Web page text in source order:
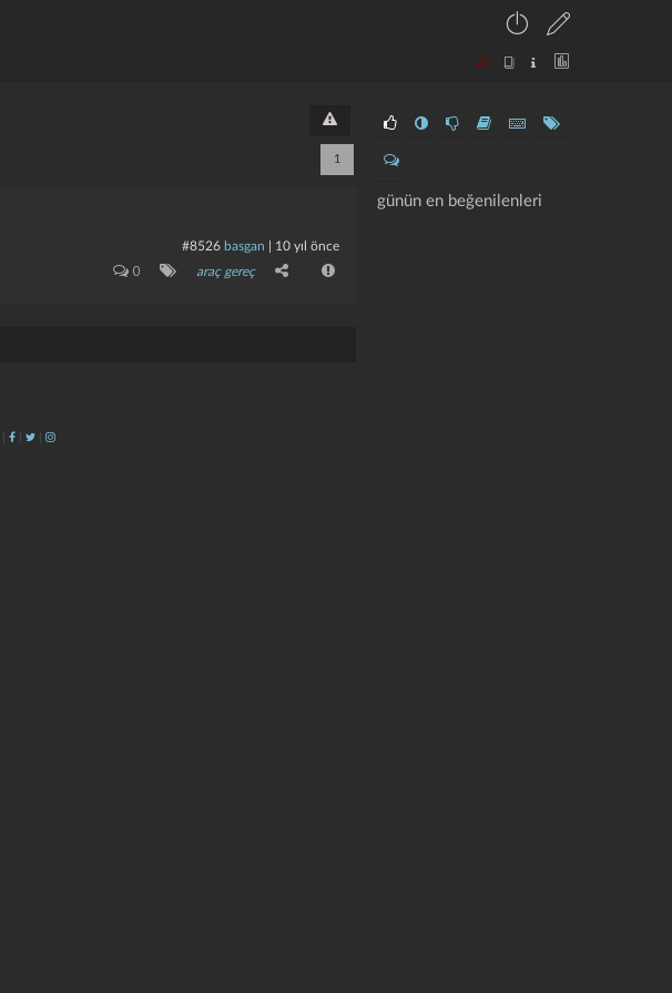
günün en beğenilenleri
1
#8526 basgan 10 yıl önce
0 araç gereç